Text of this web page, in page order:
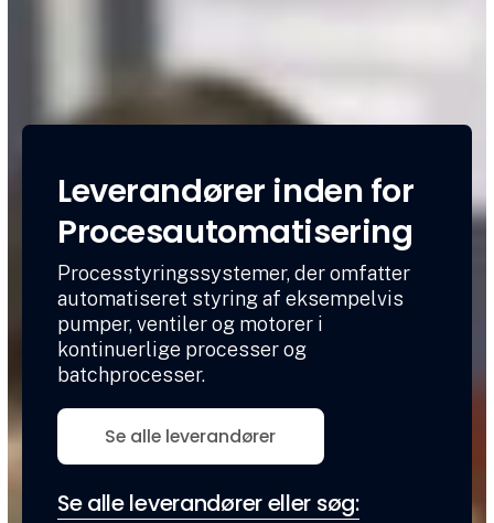
Leverandører inden for
Procesautomatisering
Processtyringssystemer, der omfatter
automatiseret styring af eksempelvis
pumper, ventiler og motorer i
kontinuerlige processer og
batchprocesser.
Se alle leverandører
Se alle leverandører eller søg: